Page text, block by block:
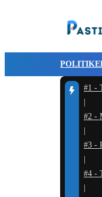
POLITIK
#1 -
#2 -
#3 -
#4 -